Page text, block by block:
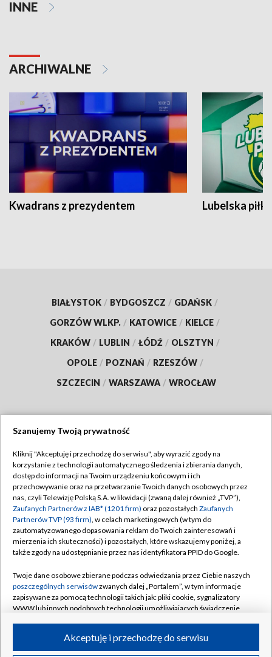
INNE
ARCHIWALNE
Kwadrans z prezydentem Lubelska piłka
BIAŁYSTOK / BYDGOSZCZ / GDAŃSK /
GORZÓW WLKP. / KATOWICE / KIELCE /
KRAKÓW / LUBLIN / ŁÓDŹ / OLSZTYN /
OPOLE / POZNAŃ / RZESZÓW /
SZCZECIN / WARSZAWA / WROCŁAW
TVP
Abonament TVP
Emisja w TVP
Centrum informacji TVP
Naziemna Telewizja Cyfrowa
Rada Programowa
System NOS
Informacje o nadawcy
Program dla prasy
Regulamin TVP
Polityka prywatności
Moje zgody
Pomoc
Kontakt
Kanały
Szanujemy Twoją prywatność
Kliknij "Akceptuję i przechodzę do serwisu", aby wyrazić zgody na
korzystanie z technologii automatycznego śledzenia i zbierania danych,
dostęp do informacji na Twoim urządzeniu końcowym i ich
przechowywanie oraz na przetwarzanie Twoich danych osobowych przez
nas, czyli Telewizję Polską S.A. w likwidacji (zwaną dalej również „TVP”),
Zaufanych Partnerów z IAB* (1201 firm) oraz pozostałych Zaufanych
Partnerów TVP (93 firm), w celach marketingowych (w tym do
zautomatyzowanego dopasowania reklam do Twoich zainteresowań i
mierzenia ich skuteczności) i pozostałych, które wskazujemy poniżej, a
także zgody na udostępnianie przez nas identyfikatora PPID do Google.
Twoje dane osobowe zbierane podczas odwiedzania przez Ciebie naszych
poszczególnych serwisówzwanych dalej „Portalem”, w tym informacje
zapisywane za pomocą technologii takich jak: pliki cookie, sygnalizatory
WWW lub innych podobnych technologii umożliwiających świadczenie
ruchu w Internecie.Akceptuję i przechodzę do serwisu